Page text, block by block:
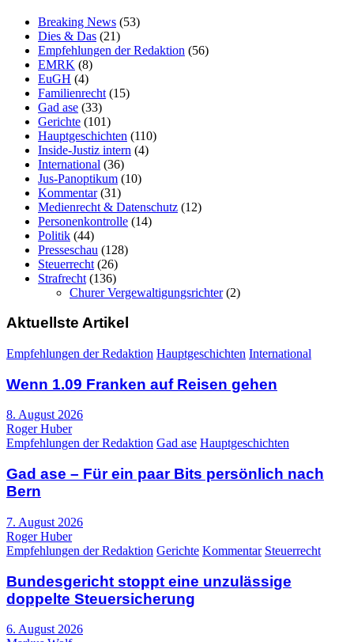
Breaking News (53)
Dies & Das (21)
Empfehlungen der Redaktion (56)
EMRK (8)
EuGH (4)
Familienrecht (15)
Gad ase (33)
Gerichte (101)
Hauptgeschichten (110)
Inside-Justiz intern (4)
International (36)
Jus-Panoptikum (10)
Kommentar(31)
Medienrecht & Datenschutz (12)
Personenkontrolle (14)
Politik (44)
Presseschau (128)
Steuerrecht (26)
Strafrecht (136)
Churer Vergewaltigungsrichter(2)
Aktuellste Artikel
Empfehlungen der Redaktion Hauptgeschichten International
Wenn 1.09 Franken auf Reisen gehen
8. August 2026
Roger Huber
Empfehlungen der Redaktion Gad ase Hauptgeschichten
Gad ase – Für ein paar Bits persönlich nach
Bern
7. August 2026
Roger Huber
Empfehlungen der Redaktion Gerichte Kommentar Steuerrecht
Bundesgericht stoppt eine unzulässige
doppelte Steuersicherung
6. August 2026